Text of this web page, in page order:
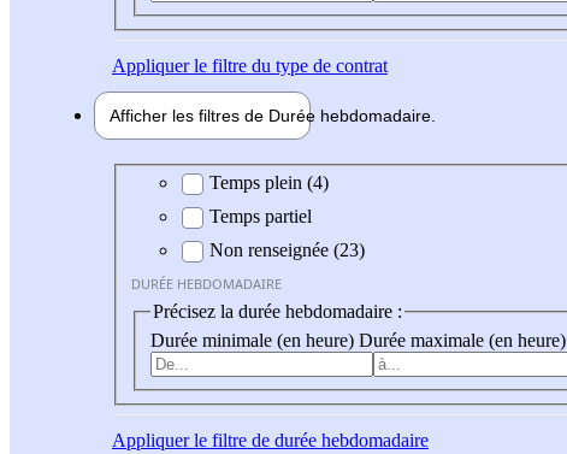
Appliquerle filtre du type de contrat
Afficher les filtres de Durée hebdomadaire
Durée hebdomadaire
Temps plein (4)
Temps partiel
Non renseignée (23)
DURÉE HEBDOMADAIRE
Précisez la durée hebdomadaire :
Durée minimale (en heure) Durée maximale (en heure)
Appliquerle filtre de durée hebdomadaire